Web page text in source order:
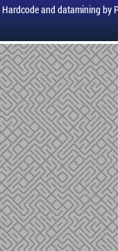
Hardcode and datamining by